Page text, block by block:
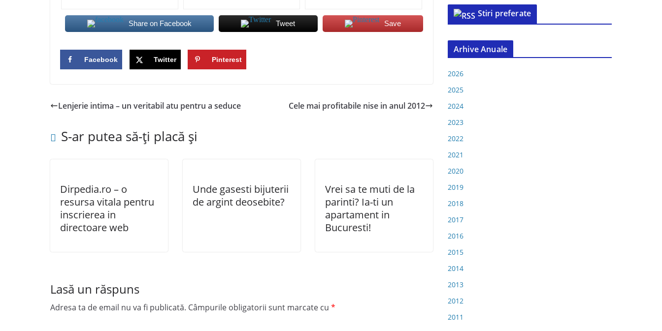
Share on Facebook Tweet Save
Facebook Twitter Pinterest
Lenjerie intima – un veritabil atu pentru a seduce Cele mai profitabile nise in anul 2012
S-ar putea să-ți placă și
Dirpedia.ro – o
resursa vitala pentru
inscrierea in
directoare web
Unde gasesti bijuterii
de argint deosebite?
Vrei sa te muti de la
parinti? Ia-ti un
apartament in
Bucuresti!
Lasă un răspuns
Adresa ta de email nu va fi publicată. Câmpurile obligatorii sunt marcate cu *
Stiri preferate
Arhive Anuale
2026
2025
2024
2023
2022
2021
2020
2019
2018
2017
2016
2015
2014
2013
2012
2011